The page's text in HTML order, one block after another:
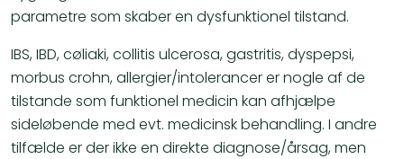
parametre som skaber en dysfunktionel tilstand.
​IBS, IBD, cøliaki, collitis ulcerosa, gastritis, dyspepsi,
morbus crohn, allergier/intolerancer er nogle af de
tilstande som funktionel medicin kan afhjælpe
sideløbende med evt. medicinsk behandling. I andre
tilfælde er der ikke en direkte diagnose/årsag, men